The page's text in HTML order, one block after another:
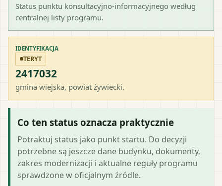
Status punktu konsultacyjno-informacyjnego według
centralnej listy programu.
IDENTYFIKACJA
TERYT
2417032
gmina wiejska, powiat żywiecki.
Co ten status oznacza praktycznie
Potraktuj status jako punkt startu. Do decyzji
potrzebne są jeszcze dane budynku, dokumenty,
zakres modernizacji i aktualne reguły programu
sprawdzone w oficjalnym źródle.